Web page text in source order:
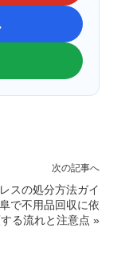
次の記事へ
スの処分方法ガイ
で不用品回収に依
る流れと注意点 »